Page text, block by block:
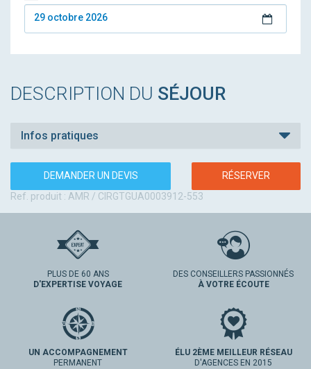
29 octobre 2026
DESCRIPTION DU SÉJOUR
Infos pratiques
DEMANDER UN DEVIS
RÉSERVER
Ref. produit : AMR / CIRGTGUA0003912-553
PLUS DE 60 ANS
D'EXPERTISE VOYAGE
DES CONSEILLERS PASSIONNÉS
À VOTRE ÉCOUTE
UN ACCOMPAGNEMENT
PERMANENT
ÉLU 2ÈME MEILLEUR RÉSEAU
D'AGENCES EN 2015